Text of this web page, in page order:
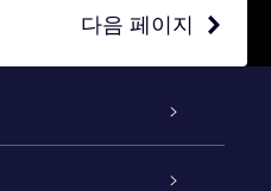
다음 페이지